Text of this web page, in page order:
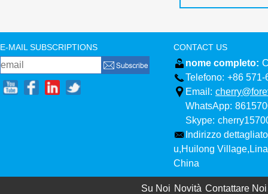
E-MAIL SUBSCRIPTIONS CONTACT US
nome completo:
Telefono: +86 571-
Email:
WhatsApp:
Skype:
Indirizzo
u,Huilong
China
Su Noi Novità Contattare Noi